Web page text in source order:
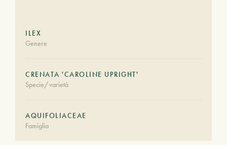
ILEX
Genere
CRENATA 'CAROLINE UPRIGHT'
Specie/varietà
AQUIFOLIACEAE
Famiglia